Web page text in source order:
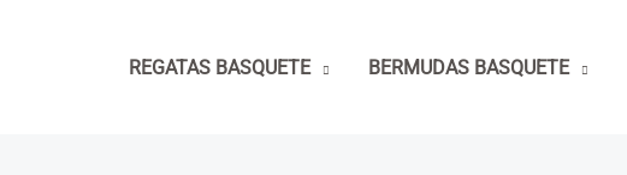
REGATAS BASQUETE BERMUDAS BASQUETE